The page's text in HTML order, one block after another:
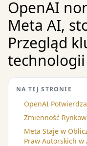
OpenAI
Meta AI,
Przegląd
NA TEJ STRONIE
OpenAI
Zmienność
Meta Staje w
Praw Autorskich w